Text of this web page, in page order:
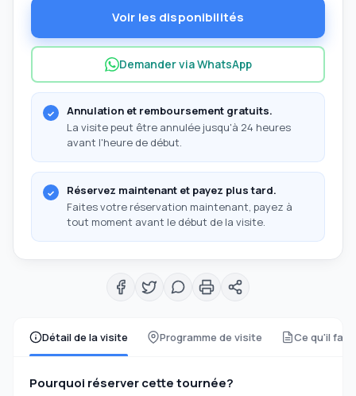
Détail de la visite Programme de visite Ce qu'il
Pourquoi réserver cette tournée?
Voir les disponibilités
Demander via WhatsApp
Annulation et remboursement gratuits.
La visite peut être annulée jusqu'à 24 heures
avant l'heure de début.
Réservez maintenant et payez plus tard.
Faites votre réservation maintenant, payez à
tout moment avant le début de la visite.